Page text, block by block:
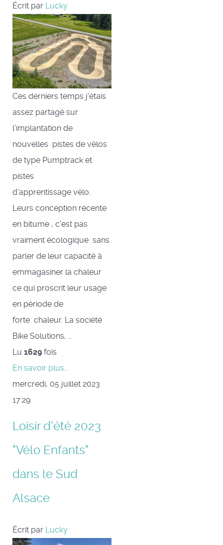
Écrit par Lucky
Ces derniers temps j'étais
assez partagé sur
l'implantation de
nouvelles pistes de vélos
de type Pumptrack et
pistes
d'apprentissage vélo.
Leurs conception récente
en bitume , c'est pas
vraiment écologique sans
parler de leur capacité à
emmagasiner la chaleur
ce qui proscrit leur usage
en période de
forte chaleur. La société
Bike Solutions, …
Lu 1629 fois
En savoir plus...
mercredi, 05 juillet 2023
17:29
Loisir d'été 2023
"Vélo Enfants"
dans le Sud
Alsace
Écrit par Lucky